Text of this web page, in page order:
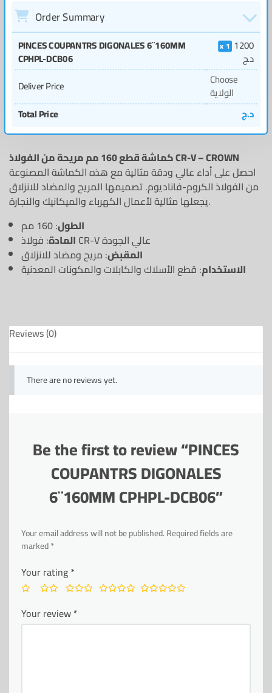
Order Summary
PINCES COUPANTRS DIGONALES 6¨160MM
CPHPL-DCB06
1 1200
د.ج
Deliver Price
Choose
الولاية
Total Price
د.ج
كماشة قطع 160 مم مريحة من الفولاذ CR-V – CROWN
احصل على أداء عالي ودقة مثالية مع هذه الكماشة المصنوعة
من الفولاذ الكروم-فاناديوم. تصميمها المريح والمضاد للانزلاق
يجعلها مثالية لأعمال الكهرباء والميكانيك والنجارة.
الطول: 160 مم
المادة
: فولاذ CR-V عالي الجودة
المقبض: مريح ومضاد للانزلاق
الاستخدام: قطع الأسلاك والكابلات والمكونات المعدنية
Reviews (0)
There are no reviews yet.
Be the first to review “PINCES
COUPANTRS DIGONALES
6¨160MM CPHPL-DCB06”
Your email address will not be published.Required fields are
marked*
Your rating*
Your review*